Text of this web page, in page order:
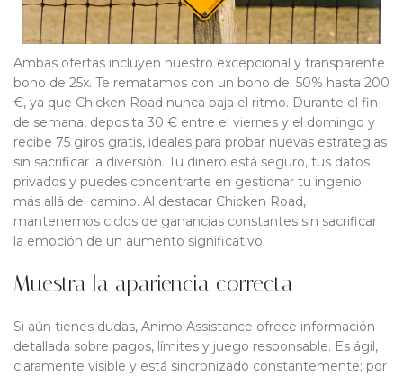
Ambas ofertas incluyen nuestro excepcional y transparente
bono de 25x. Te rematamos con un bono del 50% hasta 200
€, ya que Chicken Road nunca baja el ritmo. Durante el fin
de semana, deposita 30 € entre el viernes y el domingo y
recibe 75 giros gratis, ideales para probar nuevas estrategias
sin sacrificar la diversión. Tu dinero está seguro, tus datos
privados y puedes concentrarte en gestionar tu ingenio
más allá del camino. Al destacar Chicken Road,
mantenemos ciclos de ganancias constantes sin sacrificar
la emoción de un aumento significativo.
Muestra la apariencia correcta
Si aún tienes dudas, Animo Assistance ofrece información
detallada sobre pagos, límites y juego responsable. Es ágil,
claramente visible y está sincronizado constantemente; por